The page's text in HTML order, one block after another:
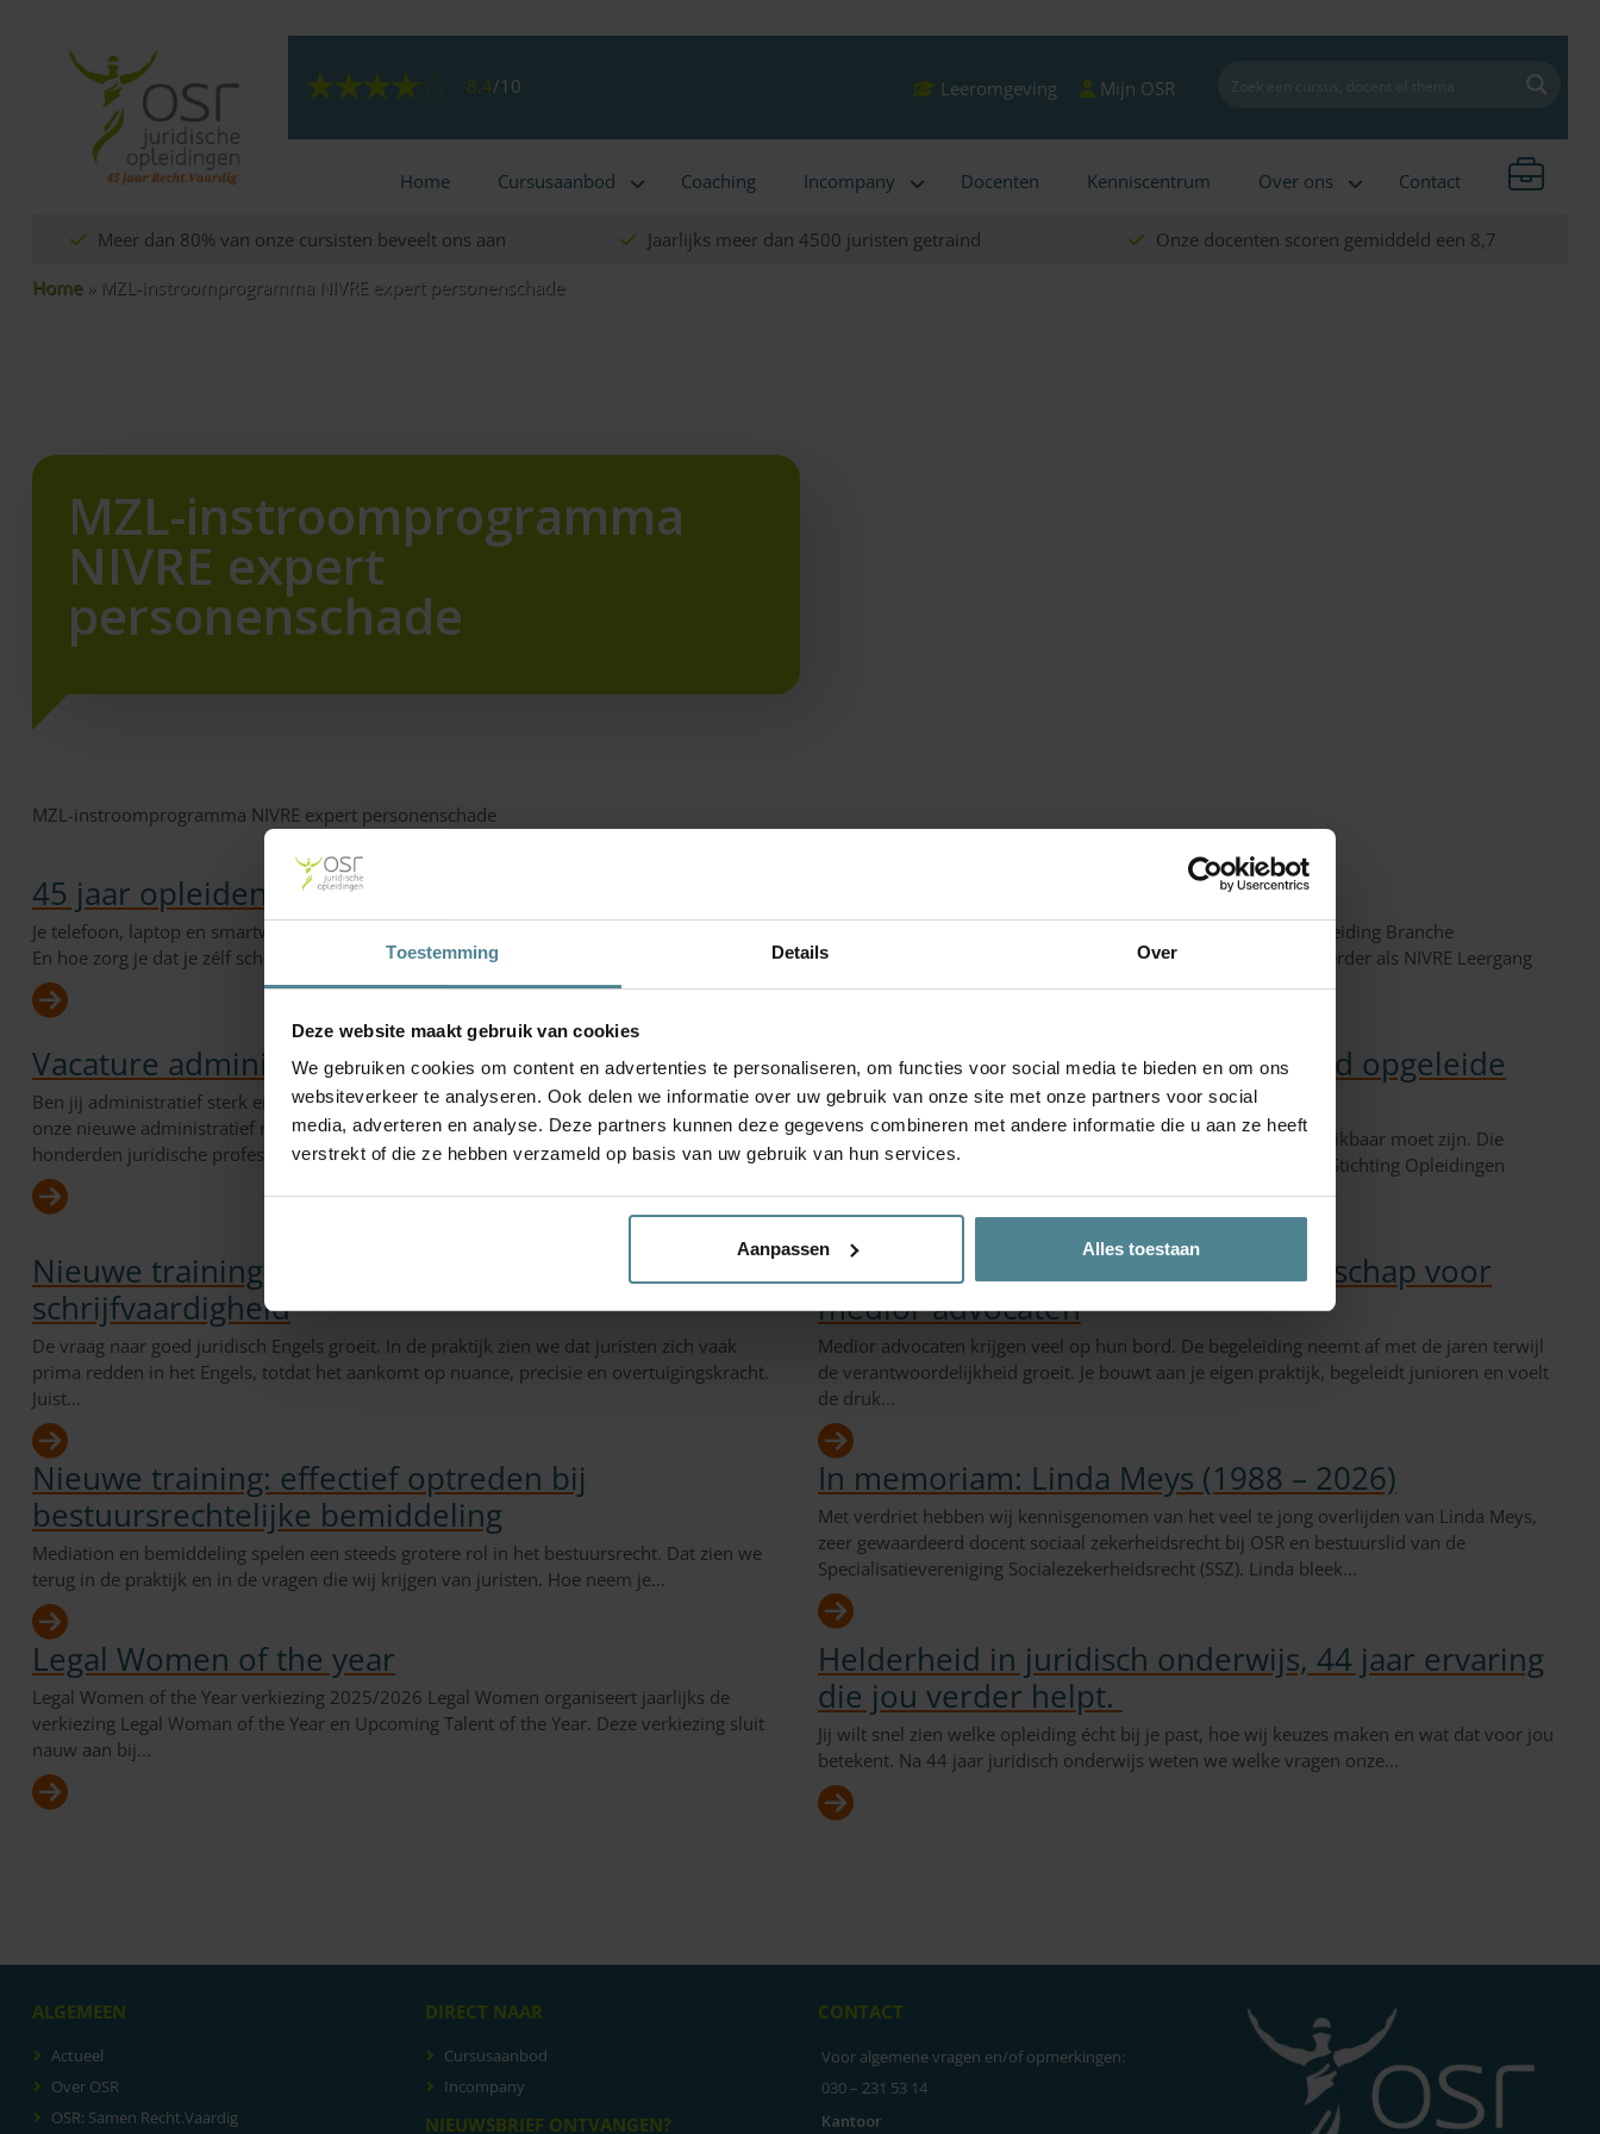
Toestemming Details Over
Deze website maakt gebruik van cookies
We gebruiken cookies om content en advertenties te personaliseren, om functies voor social media te bieden en om ons
websiteverkeer te analyseren. Ook delen we informatie over uw gebruik van onze site met onze partners voor social
media, adverteren en analyse. Deze partners kunnen deze gegevens combineren met andere informatie die u aan ze heeft
verstrekt of die ze hebben verzameld op basis van uw gebruik van hun services.
Aanpassen Alles toestaan
8.4/10 Leeromgeving Mijn OSR
Home Cursusaanbod Coaching Incompany Docenten Kenniscentrum Over ons Contact
Meer dan 80% van onze cursisten beveelt ons aan Jaarlijks meer dan 4500 juristen getraind
Onze docenten scoren gemiddeld een 8,7
Home» MZL-instroomprogramma NIVRE expert personenschade
MZL-instroomprogramma
NIVRE expert
personenschade
MZL-instroomprogramma NIVRE expert personenschade
45 jaar opleiden én opladen.
Je telefoon, laptop en smartwatch laad je zonder bewust over na te denken regelmatig op.
En hoe zorg je dat je zélf scherp blijft? Al 45 jaar helpt OSR juridische...
NIVRE Leergang Personenschade
een nieuwe naam die beter past bij de volgende stap Onze Opleiding Branche
Personenschade heeft een nieuwe naam. Vanaf nu gaat deze verder als NIVRE Leergang
Personenschade. Met deze naamswijziging...
Vacature administratief medewerker-gesloten
Ben jij administratief sterk en ook nog eens een organisatietalent? Misschien ben jij dan wel
onze nieuwe administratief medewerker (24 uur per week) Zorg jij er graag voor dat
honderden juridische professionals...
Toegang tot het recht begint bij goed opgeleide
professionals
Bij OSR vinden we dat toegang tot het recht voor iedereen bereikbaar moet zijn. Die
overtuiging zit al in ons DNA sinds onze oprichting in 1981 als Stichting Opleidingen
Sociale...
Nieuwe trainingen Legal English spreek- en
schrijfvaardigheid
De vraag naar goed juridisch Engels groeit. In de praktijk zien we dat juristen zich vaak
prima redden in het Engels, totdat het aankomt op nuance, precisie en overtuigingskracht.
Juist...
Nieuwe leergang: Meesterlijk leiderschap voor
medior advocaten
Medior advocaten krijgen veel op hun bord. De begeleiding neemt af met de jaren terwijl
de verantwoordelijkheid groeit. Je bouwt aan je eigen praktijk, begeleidt junioren en voelt
de druk...
Nieuwe training: effectief optreden bij
bestuursrechtelijke bemiddeling
Mediation en bemiddeling spelen een steeds grotere rol in het bestuursrecht. Dat zien we
terug in de praktijk en in de vragen die wij krijgen van juristen. Hoe neem je...
In memoriam: Linda Meys (1988 – 2026)
Met verdriet hebben wij kennisgenomen van het veel te jong overlijden van Linda Meys,
zeer gewaardeerd docent sociaal zekerheidsrecht bij OSR en bestuurslid van de
Specialisatievereniging Socialezekerheidsrecht (SSZ). Linda bleek...
Legal Women of the year
Legal Women of the Year verkiezing 2025/2026 Legal Women organiseert jaarlijks de
verkiezing Legal Woman of the Year en Upcoming Talent of the Year. Deze verkiezing sluit
nauw aan bij...
Helderheid in juridisch onderwijs, 44 jaar ervaring
die jou verder helpt.
Jij wilt snel zien welke opleiding écht bij je past, hoe wij keuzes maken en wat dat voor jou
betekent. Na 44 jaar juridisch onderwijs weten we welke vragen onze...
ALGEMEEN
Actueel
Over OSR
OSR: Samen Recht.Vaardig
DIRECT NAAR
Cursusaanbod
Incompany
NIEUWSBRIEF ONTVANGEN?
CONTACT
Voor algemene vragen en/of opmerkingen:
030 – 231 53 14
Kantoor